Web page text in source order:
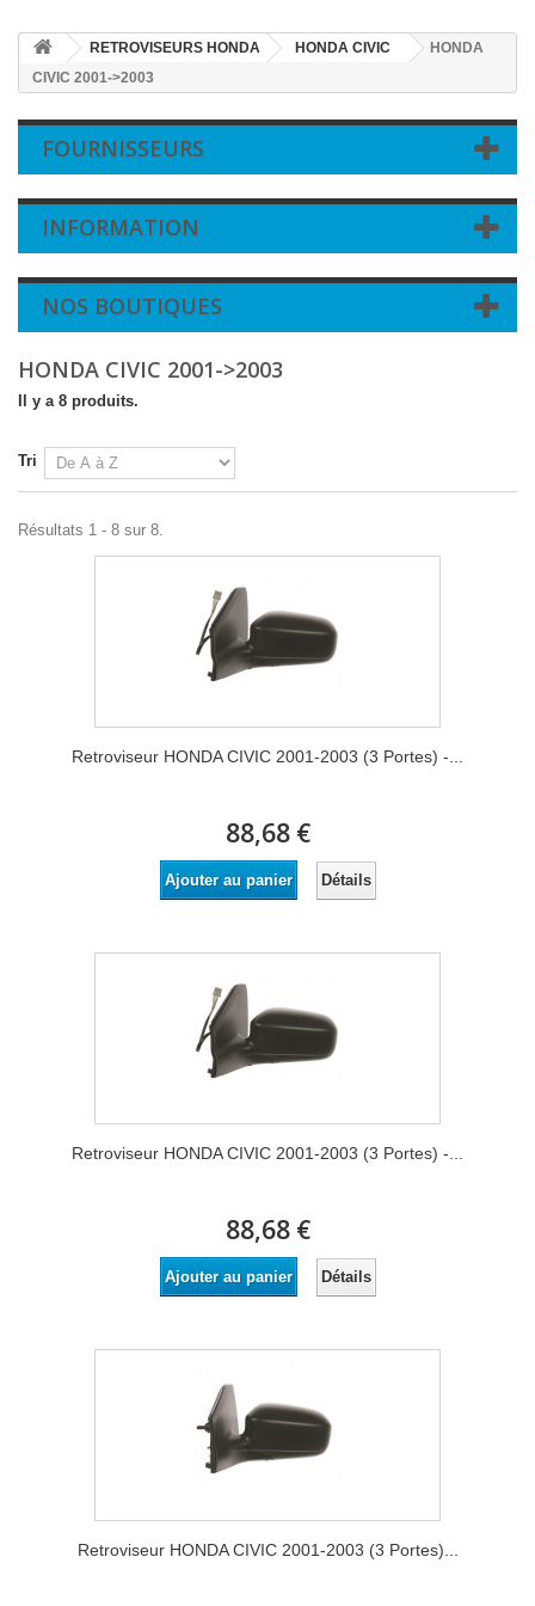
RETROVISEURS HONDA HONDA CIVIC
HONDA
CIVIC 2001->2003
FOURNISSEURS
INFORMATION
NOS BOUTIQUES
HONDA CIVIC 2001->2003
Il y a 8 produits.
Tri
Résultats 1 - 8 sur 8.
Retroviseur HONDA CIVIC 2001-2003 (3 Portes) -...
88,68 €
Ajouter au panier Détails
Retroviseur HONDA CIVIC 2001-2003 (3 Portes) -...
88,68 €
Ajouter au panier Détails
Retroviseur HONDA CIVIC 2001-2003 (3 Portes)...